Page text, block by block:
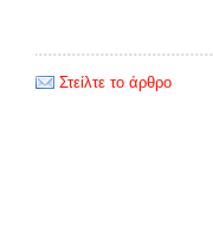
Στείλτε το άρθρο